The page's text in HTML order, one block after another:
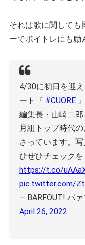
それは歌に関しても
ーでボイトレにも励
4/30に初日を迎え
ート『 #CUORE
編集長・山崎二
月組トップ時代
さっています。
ひぜひチェックを
https://t.co/
pic.twitter.com/
— BARFOUT! バ
April 26, 2022